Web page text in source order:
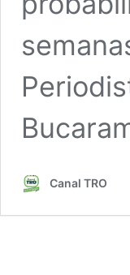
Canal TRO